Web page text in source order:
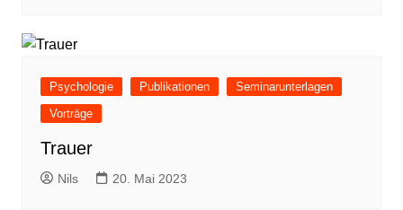
Psychologie Publikationen
Seminarunterlagen
Vorträge
Trauer
Nils 20. Mai 2023